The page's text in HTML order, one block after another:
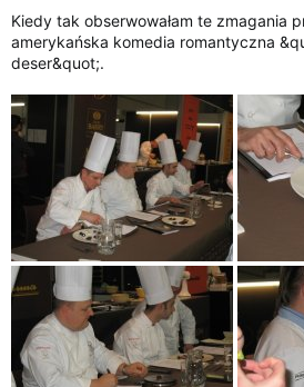
Kiedy tak obserwowałam te zmagania
amerykańska komedia romantyczna
deser&quot;.